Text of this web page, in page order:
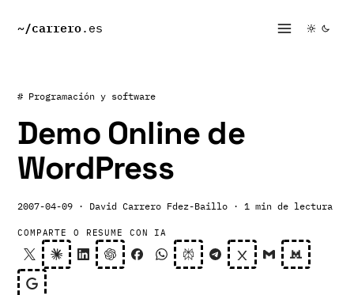
~/carrero.es
# Programación y software
Demo Online de
WordPress
2007-04-09 · David Carrero Fdez-Baillo · 1 min de lectura
COMPARTE O RESUME CON IA